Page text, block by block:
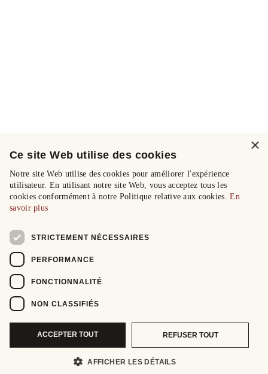
×
Ce site Web utilise des cookies
Notre site Web utilise des cookies pour améliorer l'expérience
utilisateur. En utilisant notre site Web, vous acceptez tous les
cookies conformément à notre Politique relative aux cookies.En
savoir plus
STRICTEMENT NÉCESSAIRES
PERFORMANCE
FONCTIONNALITÉ
NON CLASSIFIÉS
ACCEPTER TOUT REFUSER TOUT
AFFICHER LES DÉTAILS